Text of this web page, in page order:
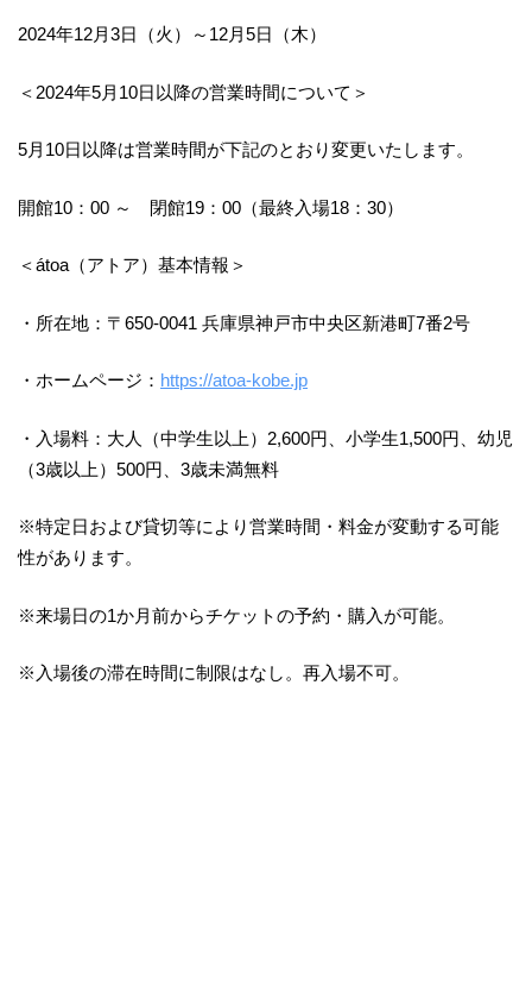
2024年12月3日（火）～12月5日（木）
＜2024年5月10日以降の営業時間について＞
5月10日以降は営業時間が下記のとおり変更いたします。
開館10：00 ～ 閉館19：00（最終入場18：30）
＜átoa（アトア）基本情報＞
・所在地：〒650-0041 兵庫県神戸市中央区新港町7番2号
・ホームページ： https://atoa-kobe.jp
・入場料：大人（中学生以上）2,600円、小学生1,500円、幼児
（3歳以上）500円、3歳未満無料
※特定日および貸切等により営業時間・料金が変動する可能
性があります。
※来場日の1か月前からチケットの予約・購入が可能。
※入場後の滞在時間に制限はなし。再入場不可。